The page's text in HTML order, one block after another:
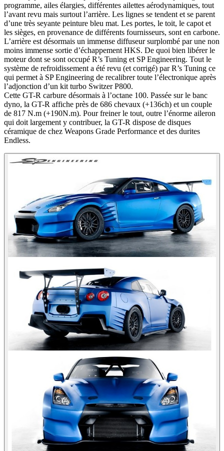
programme, ailes élargies, différentes ailettes aérodynamiques, tout
l’avant revu mais surtout l’arrière. Les lignes se tendent et se parent
d’une très seyante peinture bleu mat. Les portes, le toit, le capot et
les sièges, en provenance de différents fournisseurs, sont en carbone.
L’arrière est désormais un immense diffuseur surplombé par une non
moins immense sortie d’échappement HKS. De quoi bien libérer le
moteur dont se sont occupé R’s Tuning et SP Engineering. Tout le
système de refroidissement a été revu (et corrigé) par R’s Tuning ce
qui permet à SP Engineering de recalibrer toute l’électronique après
l’adjonction d’un kit turbo Switzer P800.
Cette GT-R carbure désormais à l’octane 100. Passée sur le banc
dyno, la GT-R affiche près de 686 chevaux (+136ch) et un couple
de 817 N.m (+190N.m). Pour freiner le tout, outre l’énorme aileron
qui doit largement y contribuer, la GT-R dispose de disques
céramique de chez Weapons Grade Performance et des durites
Endless.